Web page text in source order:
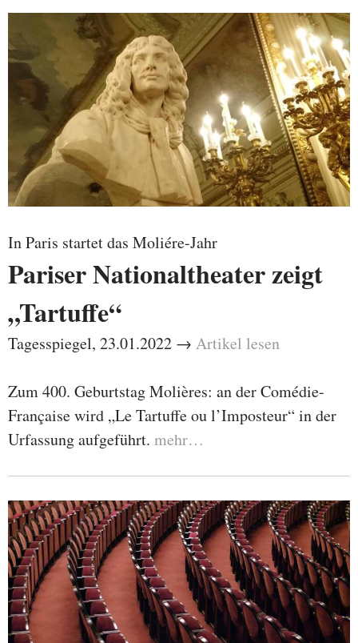
In Paris startet das Moliére-Jahr
Pariser Nationaltheater zeigt
„Tartuffe“
Tagesspiegel, 23.01.2022 → Artikel lesen
Zum 400. Geburtstag Molières: an der Comédie-
Française wird „Le Tartuffe ou l’Imposteur“ in der
Urfassung aufgeführt. mehr…